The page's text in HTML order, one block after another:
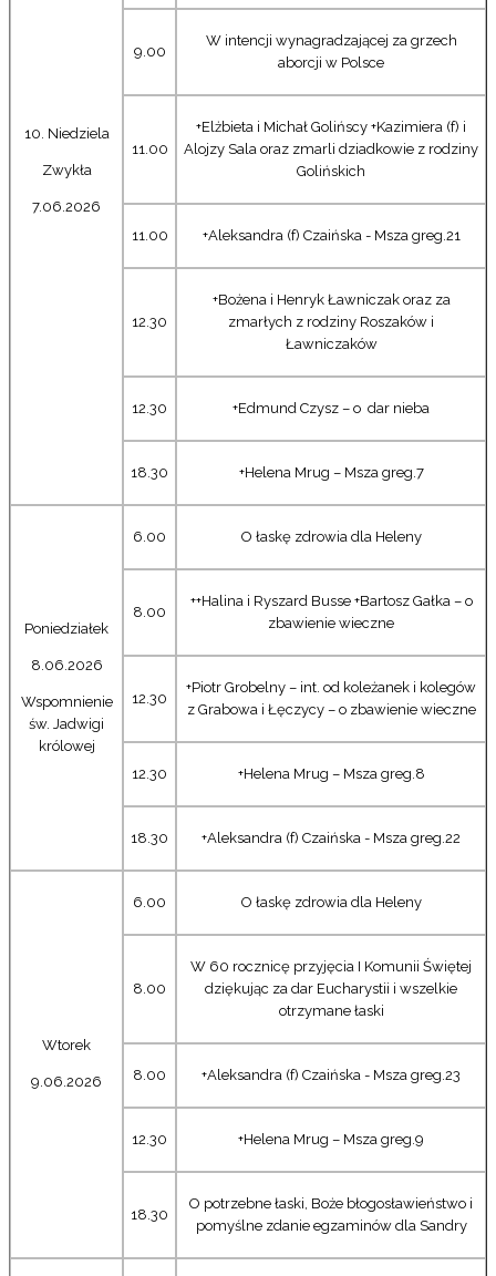
10. Niedziela
Zwykła
7.06.2026
9.00
W intencji wynagradzającej za grzech
aborcji w Polsce
11.00
+Elżbieta i Michał Golińscy +Kazimiera (f) i
Alojzy Sala oraz zmarli dziadkowie z rodziny
Golińskich
11.00 +Aleksandra (f) Czaińska - Msza greg.21
12.30
+Bożena i Henryk Ławniczak oraz za
zmarłych z rodziny Roszaków i
Ławniczaków
12.30 +Edmund Czysz – o dar nieba
18.30 +Helena Mrug – Msza greg.7
Poniedziałek
8.06.2026
Wspomnienie
św. Jadwigi
królowej
6.00 O łaskę zdrowia dla Heleny
8.00
++Halina i Ryszard Busse +Bartosz Gałka – o
zbawienie wieczne
12.30
+Piotr Grobelny – int. od koleżanek i kolegów
z Grabowa i Łęczycy – o zbawienie wieczne
12.30 +Helena Mrug – Msza greg.8
18.30 +Aleksandra (f) Czaińska - Msza greg.22
Wtorek
9.06.2026
6.00 O łaskę zdrowia dla Heleny
8.00
W 60 rocznicę przyjęcia I Komunii Świętej
dziękując za dar Eucharystii i wszelkie
otrzymane łaski
8.00 +Aleksandra (f) Czaińska - Msza greg.23
12.30 +Helena Mrug – Msza greg.9
18.30
O potrzebne łaski, Boże błogosławieństwo i
pomyślne zdanie egzaminów dla Sandry